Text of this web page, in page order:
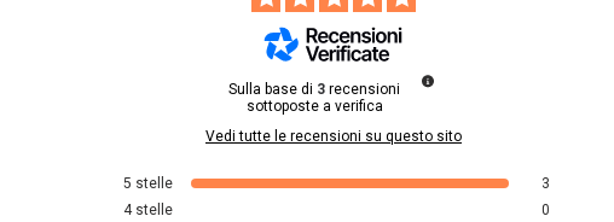
Sulla base di 3 recensioni
sottoposte a verifica
Vedi tutte le recensioni su questo sito
5 stelle
3
4 stelle
0